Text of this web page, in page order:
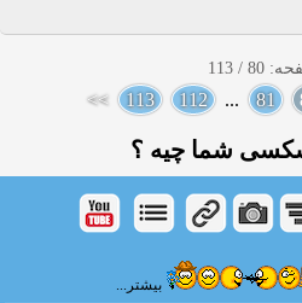
80 / 113
81
...
112
113
>>
شما چیه ؟
بیشتر...